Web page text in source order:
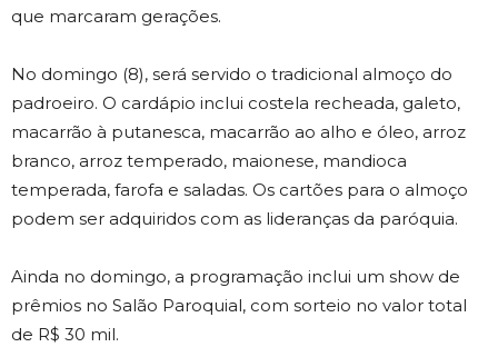
que marcaram gerações.
No domingo (8), será servido o tradicional almoço do
padroeiro. O cardápio inclui costela recheada, galeto,
macarrão à putanesca, macarrão ao alho e óleo, arroz
branco, arroz temperado, maionese, mandioca
temperada, farofa e saladas. Os cartões para o almoço
podem ser adquiridos com as lideranças da paróquia.
Ainda no domingo, a programação inclui um show de
prêmios no Salão Paroquial, com sorteio no valor total
de R$ 30 mil.